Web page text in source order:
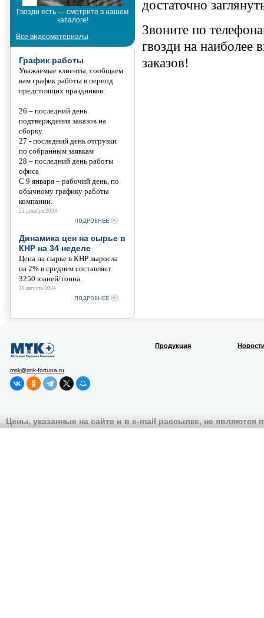
Гвозди есть — смотрите в нашем
каталоге!
Металлополимерные тросы
Все видеоматериалы
График работы
Уважаемые клиенты, сообщаем
вам график работы в период
предстоящих праздников:
26 – последний день
подтверждения заказов на
сборку
27 - последний день отгрузки
по собранным заявкам
28 – последний день работы
офиса
С 9 января – рабочий день, по
обычному графику работы
компании.
23 декабря 2024
Динамика цен на сырье в
КНР на 34 неделе
Цена на сырье в КНР выросла
на 2% в среднем составляет
3250 юаней/тонна.
26 августа 2024
достаточно
Звоните по
гвозди на
заказов!
msk@mtk-fortuna.ru
Продукция
Цены, указанные на сайте и в e-mail рассылке, не являются